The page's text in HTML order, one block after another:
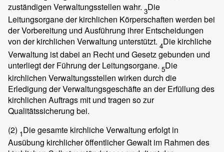
zuständigen Verwaltungsstellen wahr. 3Die
Leitungsorgane der kirchlichen Körperschaften werden bei
der Vorbereitung und Ausführung ihrer Entscheidungen
von der kirchlichen Verwaltung unterstützt. 4Die kirchliche
Verwaltung ist dabei an Recht und Gesetz gebunden und
unterliegt der Führung der Leitungsorgane. 5Die
kirchlichen Verwaltungsstellen wirken durch die
Erledigung der Verwaltungsgeschäfte an der Erfüllung des
kirchlichen Auftrags mit und tragen so zur
Qualitätssicherung bei.
(2) 1Die gesamte kirchliche Verwaltung erfolgt in
Ausübung kirchlicher öffentlicher Gewalt im Rahmen des